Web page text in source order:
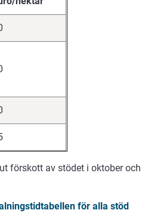
förskott av stödet i oktober och
för alla stöd